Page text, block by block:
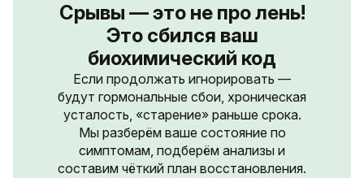
Срывы — это не про лень!
Это сбился ваш
биохимический код
Если продолжать игнорировать —
будут гормональные сбои, хроническая
усталость, «старение» раньше срока.
Мы разберём ваше состояние по
симптомам, подберём анализы и
составим чёткий план восстановления.